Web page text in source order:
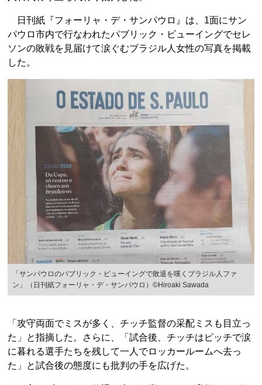
日刊紙『フォーリャ・デ・サンパウロ』は、1面にサン
パウロ市内で行なわれたパブリック・ビューイングでセレ
ソンの敗戦を見届けて涙ぐむブラジル人女性の写真を掲載
した。
「サンパウロのパブリック・ビューイングで敗退を嘆くブラジル人ファ
ン」（日刊紙フォーリャ・デ・サンパウロ）©Hiroaki Sawada
「攻守両面でミスが多く、チッチ監督の采配ミスも目立っ
た」と指摘した。さらに、「試合後、チッチはピッチで涙
に暮れる選手たちを残して一人でロッカールームへ去っ
た」と試合後の態度にも批判の手を広げた。